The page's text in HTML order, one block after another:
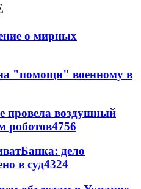
о мирных
"помощи" военному в
провела воздушный
роботов4756
дело
в суд4324